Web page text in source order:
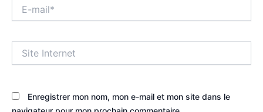
mail*
Internet
Enregistrer mon nom, mon e-mail et mon site dans le